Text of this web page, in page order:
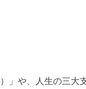
」や、人生の三大